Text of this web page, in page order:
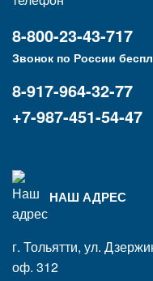
8-800-23-43-717
Звонок по России
8-917-964-32-77
+7-987-451-54-47
НАШ АДРЕС
г. Тольятти, ул.
оф. 312